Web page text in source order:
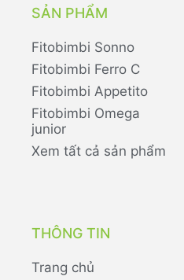
SẢN PHẨM
Fitobimbi Sonno
Fitobimbi Ferro C
Fitobimbi Appetito
Fitobimbi Omega
junior
Xem tất cả sản phẩm
THÔNG TIN
Trang chủ